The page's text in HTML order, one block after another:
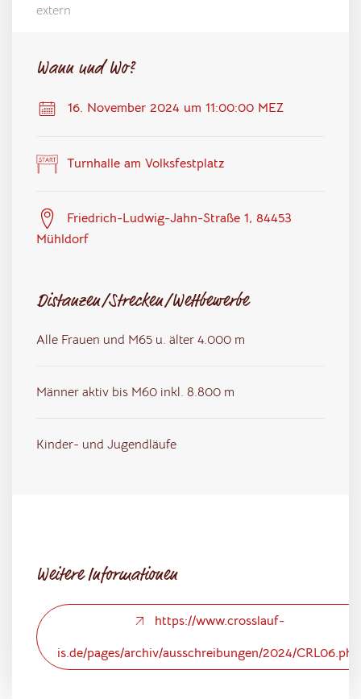
extern
Wann und Wo?
16. November 2024 um 11:00:00 MEZ
Turnhalle am Volksfestplatz
Friedrich-Ludwig-Jahn-Straße 1, 84453
Mühldorf
Distanzen/Strecken/Wettbewerbe
Alle Frauen und M65 u. älter 4.000 m
Männer aktiv bis M60 inkl. 8.800 m
Kinder- und Jugendläufe
Weitere Informationen
https://www.crosslauf-
is.de/pages/archiv/ausschreibungen/2024/CRL06.php